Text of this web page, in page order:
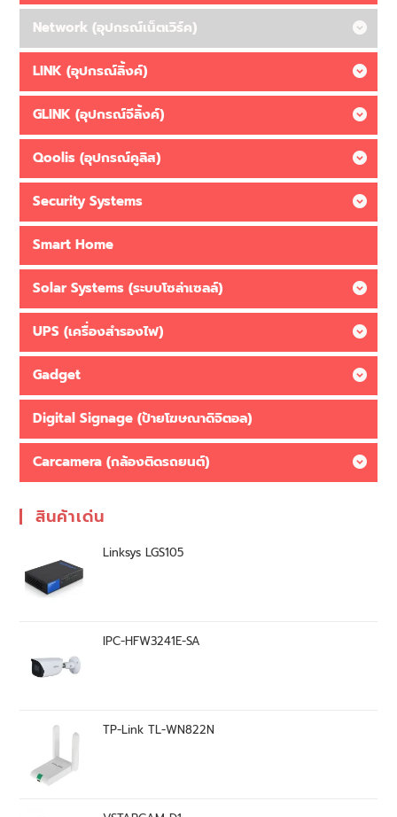
Network (อุปกรณ์เน็ตเวิร์ค)
LINK (อุปกรณ์ลิ้งค์)
GLINK (อุปกรณ์จีลิ้งค์)
Qoolis (อุปกรณ์คูลิส)
Security Systems
Smart Home
Solar Systems (ระบบโซล่าเซลล์)
UPS (เครื่องสำรองไฟ)
Gadget
Digital Signage (ป้ายโฆษณาดิจิตอล)
Carcamera (กล้องติดรถยนต์)
สินค้าเด่น
Linksys LGS105
IPC-HFW3241E-SA
TP-Link TL-WN822N